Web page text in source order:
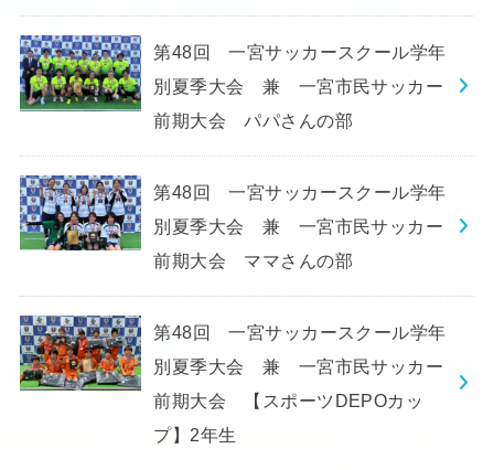
第48回 一宮サッカースクール学年
別夏季大会 兼 一宮市民サッカー
前期大会 パパさんの部
第48回 一宮サッカースクール学年
別夏季大会 兼 一宮市民サッカー
前期大会 ママさんの部
第48回 一宮サッカースクール学年
別夏季大会 兼 一宮市民サッカー
前期大会 【スポーツDEPOカッ
プ】2年生